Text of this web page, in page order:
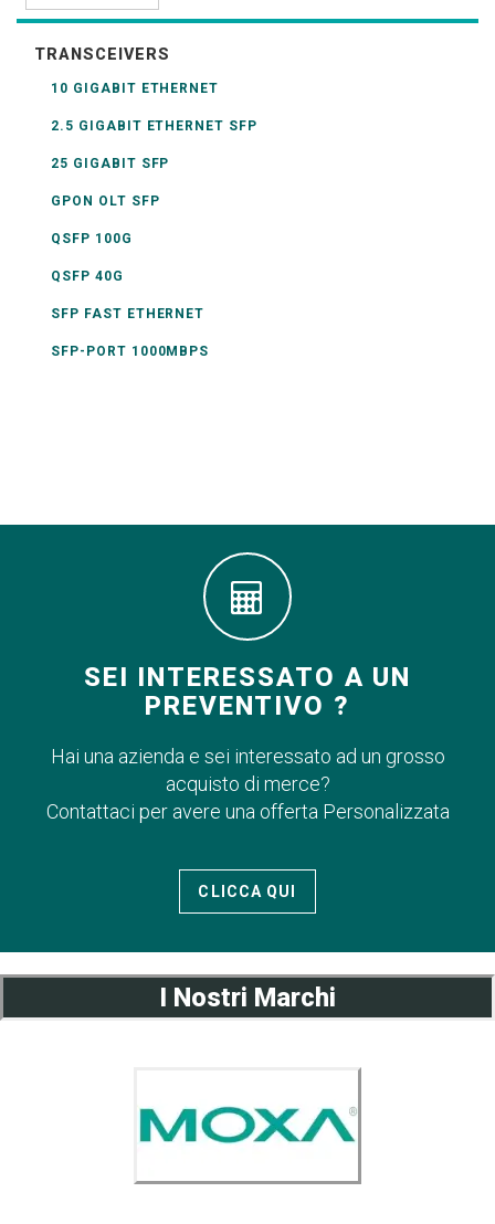
TRANSCEIVERS
10 GIGABIT ETHERNET
2.5 GIGABIT ETHERNET SFP
25 GIGABIT SFP
GPON OLT SFP
QSFP 100G
QSFP 40G
SFP FAST ETHERNET
SFP-PORT 1000MBPS
SEI INTERESSATO A UN
PREVENTIVO ?
Hai una azienda e sei interessato ad un grosso
acquisto di merce?
Contattaci per avere una offerta Personalizzata
CLICCA QUI
I Nostri Marchi